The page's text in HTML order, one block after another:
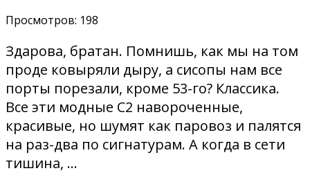
Просмотров: 198
Здарова, братан. Помнишь, как мы на том
проде ковыряли дыру, а сисопы нам все
порты порезали, кроме 53-го? Классика.
Все эти модные C2 навороченные,
красивые, но шумят как паровоз и палятся
на раз-два по сигнатурам. А когда в сети
тишина, …